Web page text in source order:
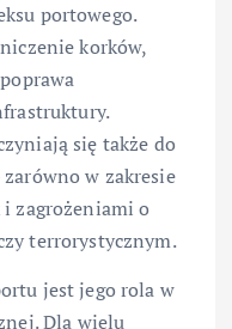
portowego.
korków,
się także do
w zakresie
zagrożeniami o
terrorystycznym.
jest jego rola w
Dla wielu